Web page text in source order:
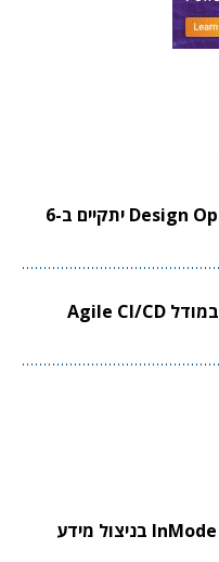
וובינר סינופסיס ל-Design Optimization יתקיים ב-6
וובינר סינופסיס לתכנון שבבים במודל Agile CI/CD
קרן Steel מאשימה את מנכ"ל InMode בניצול מידע